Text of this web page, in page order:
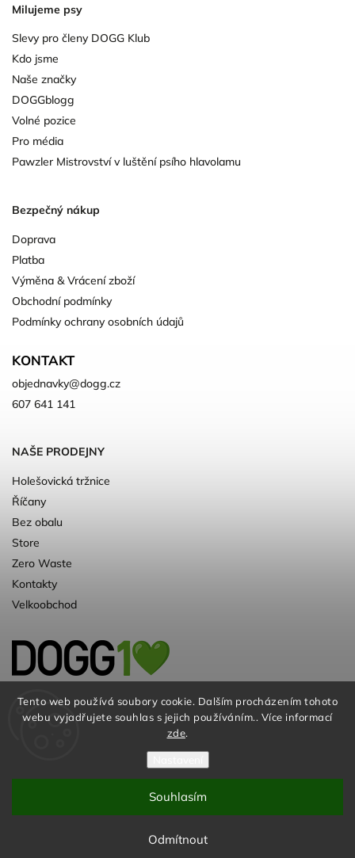
Tento web používá soubory cookie. Dalším procházením tohoto
webu vyjadřujete souhlas s jejich používáním.. Více informací
zde.
Odmítnout
Souhlasím
Milujeme psy
Slevy pro členy DOGG Klub
Kdo jsme
Naše značky
DOGGblogg
Volné pozice
Pro média
Pawzler Mistrovství v luštění psího hlavolamu
Bezpečný nákup
Doprava
Platba
Výměna & Vrácení zboží
Obchodní podmínky
Podmínky ochrany osobních údajů
KONTAKT
objednavky@dogg.cz
607 641 141
NAŠE PRODEJNY
Holešovická tržnice
Říčany
Bez obalu
Store
Zero Waste
Kontakty
Velkoobchod
Kvalitní a ♻️eko chovatelské potřeby pro
psy. Už 10 let